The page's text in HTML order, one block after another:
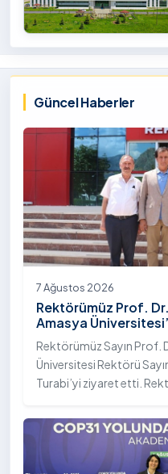
İçin
Tıklayınız
Güncel Haberler
7 Ağustos 2026
Rektörümüz Prof.
Amasya
Rektörümüz Sayın Prof.
Üniversitesi Rektörü
Turabi’yi ziyaret etti.
Yardımcısı Prof. Dr.